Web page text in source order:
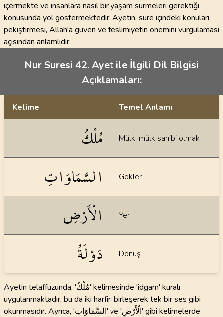
içermekte ve insanlara nasıl bir yaşam sürmeleri gerektiği
konusunda yol göstermektedir. Ayetin, sure içindeki konuları
pekiştirmesi, Allah'a güven ve teslimiyetin önemini vurgulaması
açısından anlamlıdır.
Nur Suresi 42. Ayet ile İlgili Dil Bilgisi
Açıklamaları:
Kelime Temel Anlamı
مُلْكُ Mülk, mülk sahibi olmak
السَّمَاوَاتِ Gökler
الْأَرْضِ Yer
دَوْلَةُ Dönüş
Ayetin telaffuzunda, 'مُلْكُ' kelimesinde 'idgam' kuralı
uygulanmaktadır, bu da iki harfin birleşerek tek bir ses gibi
okunmasıdır. Ayrıca, 'السَّمَاوَاتِ' ve 'الْأَرْضِ' gibi kelimelerde